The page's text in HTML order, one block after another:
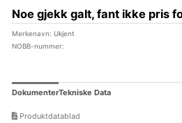
Noe gjekk galt, fant ikke pris
Merkenavn: Ukjent
NOBB-nummer:
DokumenterTekniske Data
Produktdatablad